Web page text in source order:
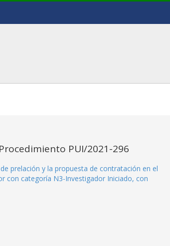
PUI/2021-296
prelación y la propuesta de contratación en el
con categoría N3-Investigador Iniciado, con